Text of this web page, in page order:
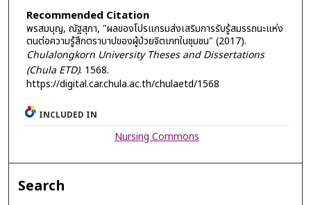
Recommended Citation
พรสมบุญ, ณัฐสุภา, "ผลของโปรแกรมส่งเสริมการรับรู้สมรรถนะแห่ง
ตนต่อความรู้สึกตราบาปของผู้ป่วยจิตเภทในชุมชน" (2017).
Chulalongkorn University Theses and Dissertations
(Chula ETD). 1568.
https://digital.car.chula.ac.th/chulaetd/1568
INCLUDED IN
Nursing Commons
Search